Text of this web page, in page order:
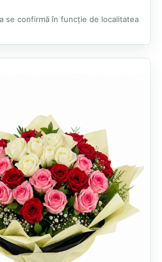
se confirmă în funcție de localitatea